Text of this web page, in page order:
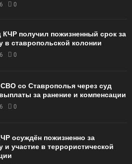
0
КЧР получил пожизненный срок за
в ставропольской колонии
0
СВО со Ставрополья через суд
за ранение и компенсации
0
осуждён пожизненно за
и участие в террористической